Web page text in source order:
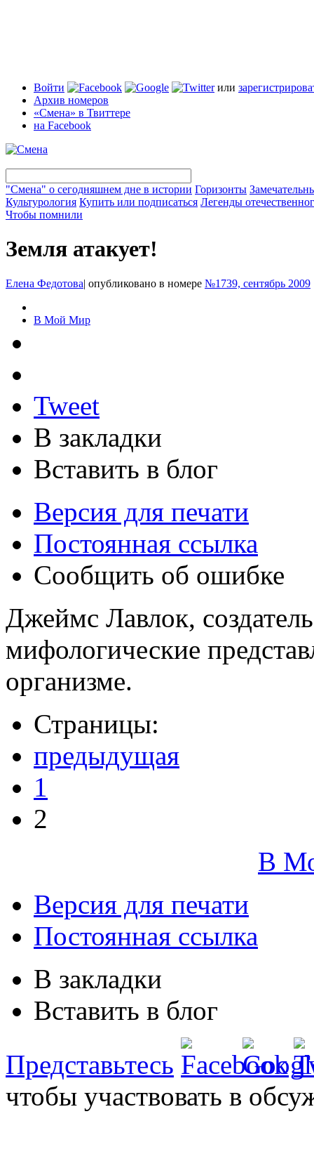
Войти или
Архив номеров
«Смена» в Твиттере
на Facebook
"Смена" о сегодняшнем дне в истории Горизонты
Культурология Купить или подписаться Легенды
Чтобы помнили
Земля атакует!
Елена Федотова| опубликовано в номере №1739, сентябрь 2009
В Мой Мир
Tweet
В закладки
Вставить в блог
Версия для печати
Постоянная ссылка
Сообщить об ошибке
Джеймс Лавлок,
мифологические
организме.
Страницы:
предыдущая
1
2
В
Версия для печати
Постоянная ссылка
В закладки
Вставить в блог
Представьтесь
чтобы участвовать в